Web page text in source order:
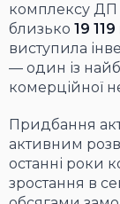
комплексу ДП
близько 19 119
виступила
— один із
комерційної
Придбання
активним
останні роки
зростання в